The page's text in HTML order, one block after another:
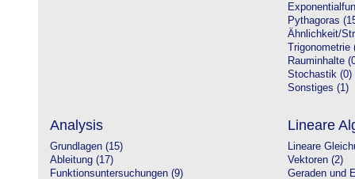
Pythagoras
Ähnlichkeit/
Trigonometrie
Rauminhalte
Stochastik (0)
Sonstiges (1)
Analysis
Grundlagen (15)
Ableitung (17)
Funktionsuntersuchungen (9)
Lineare
Lineare
Vektoren (2)
Geraden und